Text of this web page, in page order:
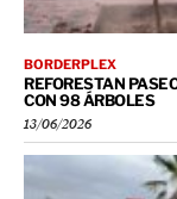
BORDERPLEX
REFORESTAN
CON 98 ÁRBOLES
13/06/2026